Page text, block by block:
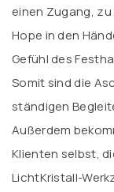
einen Zugang,
Hope in den
Gefühl des
Somit sind die
ständigen
Außerdem
Klienten selbst,
LichtKristall-